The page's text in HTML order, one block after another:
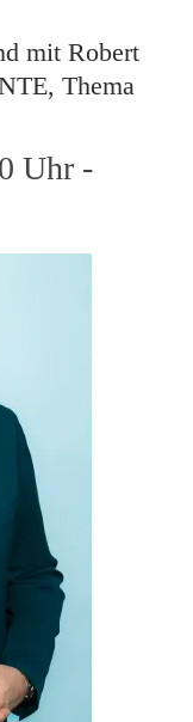
mit Robert
Thema
Uhr -